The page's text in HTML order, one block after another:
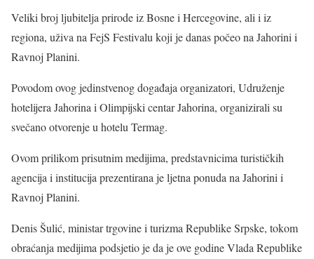
Veliki broj ljubitelja prirode iz Bosne i Hercegovine, ali i iz
regiona, uživa na FejS Festivalu koji je danas počeo na Jahorini i
Ravnoj Planini.
Povodom ovog jedinstvenog događaja organizatori, Udruženje
hotelijera Jahorina i Olimpijski centar Jahorina, organizirali su
svečano otvorenje u hotelu Termag.
Ovom prilikom prisutnim medijima, predstavnicima turističkih
agencija i institucija prezentirana je ljetna ponuda na Jahorini i
Ravnoj Planini.
Denis Šulić, ministar trgovine i turizma Republike Srpske, tokom
obraćanja medijima podsjetio je da je ove godine Vlada Republike